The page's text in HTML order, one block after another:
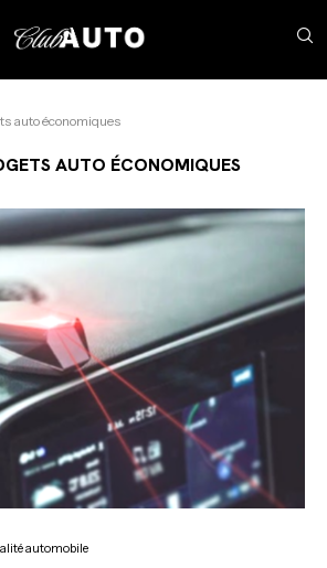
auto économiques
AUTO ÉCONOMIQUES
automobile